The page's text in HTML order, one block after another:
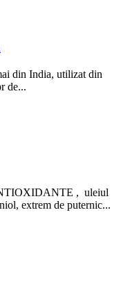
din India, utilizat din
de...
, uleiul
extrem de puternic...